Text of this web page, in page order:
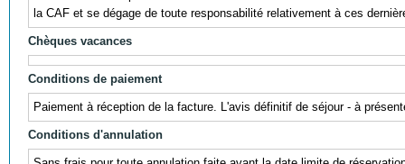
la CAF et se dégage de toute responsabilité relativement à ces
Chèques vacances
Conditions de paiement
Paiement à réception de la facture. L'avis définitif de séjour - à
Conditions d'annulation